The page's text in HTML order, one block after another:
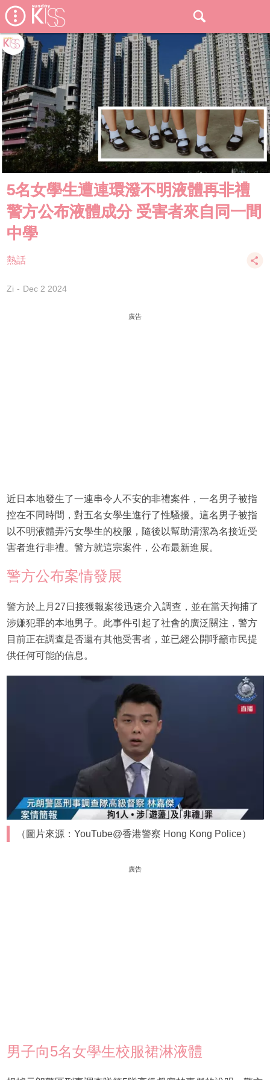
5名女學生遭連環潑不明液體再非禮
警方公布液體成分 受害者來自同一間
中學
熱話
Zi Dec 2 2024
廣告
近日本地發生了一連串令人不安的非禮案件，一名男子被指
控在不同時間，對五名女學生進行了性騷擾。這名男子被指
以不明液體弄污女學生的校服，隨後以幫助清潔為名接近受
害者進行非禮。警方就這宗案件，公布最新進展。
警方公布案情發展
警方於上月27日接獲報案後迅速介入調查，並在當天拘捕了
涉嫌犯罪的本地男子。此事件引起了社會的廣泛關注，警方
目前正在調查是否還有其他受害者，並已經公開呼籲市民提
供任何可能的信息。
（圖片來源：YouTube@香港警察 Hong Kong Police）
廣告
男子向5名女學生校服裙淋液體